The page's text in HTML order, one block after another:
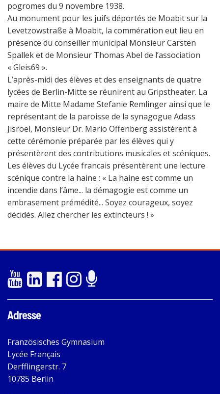
pogromes du 9 novembre 1938.
Au monument pour les juifs déportés de Moabit sur la
Levetzowstraße à Moabit, la commération eut lieu en
présence du conseiller municipal Monsieur Carsten
Spallek et de Monsieur Thomas Abel de l’association
« Gleis69 ».
L’après-midi des élèves et des enseignants de quatre
lycées de Berlin-Mitte se réunirent au Gripstheater. La
maire de Mitte Madame Stefanie Remlinger ainsi que le
représentant de la paroisse de la synagogue Adass
Jisroel, Monsieur Dr. Mario Offenberg assistèrent à
cette cérémonie préparée par les élèves qui y
présentèrent des contributions musicales et scéniques.
Les élèves du Lycée francais présentèrent une lecture
scénique contre la haine : « La haine est comme un
incendie dans l’âme... la démagogie est comme un
embrasement prémédité... Soyez courageux, soyez
décidés. Allez chercher les extincteurs ! »
Adresse
Französisches Gymnasium
Lycée Français
Derfflingerstr. 7
10785 Berlin